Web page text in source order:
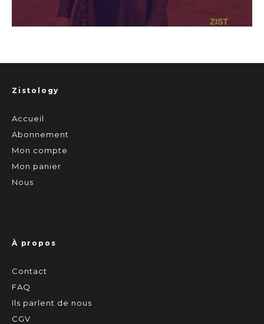
Zistology
Accueil
Abonnement
Mon compte
Mon panier
Nous
À propos
Contact
FAQ
Ils parlent de nous
CGV